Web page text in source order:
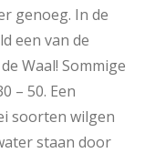
genoeg. In de
een van de
Waal! Sommige
– 50. Een
soorten wilgen
staan door